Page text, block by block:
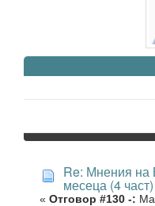
Re: Мнения на
месеца (4 част)
« Отговор #130 -: